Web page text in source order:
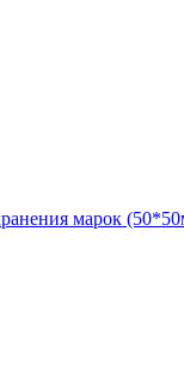
марок